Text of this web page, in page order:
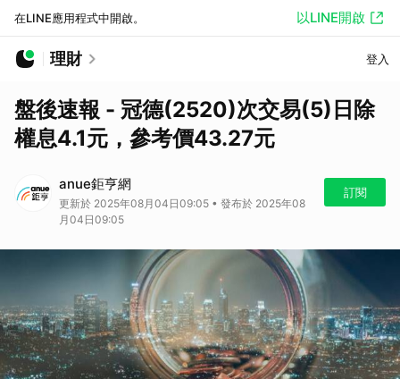
在LINE應用程式中開啟。 以LINE開啟
理財 登入
盤後速報 - 冠德(2520)次交易(5)日除
權息4.1元，參考價43.27元
anue鉅亨網
更新於 2025年08月04日09:05 • 發布於 2025年08
月04日09:05
訂閱